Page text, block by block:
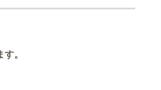
。